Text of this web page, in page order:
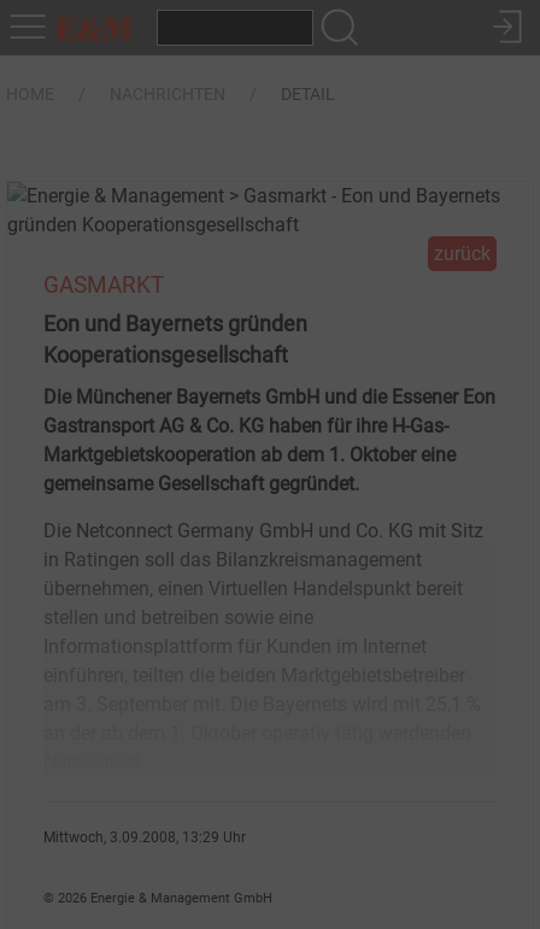
DETAIL
zurück
GASMARKT
Eon und Bayernets gründen
Kooperationsgesellschaft
Die Münchener Bayernets GmbH und die Essener Eon
Gastransport AG & Co. KG haben für ihre H-Gas-
Marktgebietskooperation ab dem 1. Oktober eine
gemeinsame Gesellschaft gegründet.
Die Netconnect Germany GmbH und Co. KG mit Sitz
in Ratingen soll das Bilanzkreismanagement
übernehmen, einen Virtuellen Handelspunkt bereit
stellen und betreiben sowie eine
Informationsplattform für Kunden im Internet
Mittwoch, 3.09.2008, 13:29 Uhr
© 2026 Energie & Management GmbH